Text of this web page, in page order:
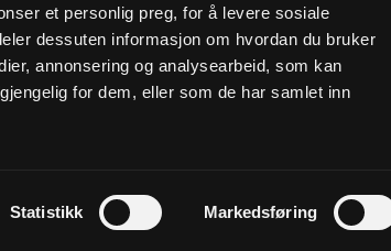
et personlig preg, for å levere sosiale
dessuten informasjon om hvordan du bruker
annonsering og analysearbeid, som kan
for dem, eller som de har samlet inn
Statistikk Markedsføring
oss
Nyttige lenker
Dokumentasjon VA-teknikk
Dokumentasjon Gategods